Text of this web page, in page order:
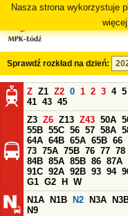
Nasza strona wykorzystuje
Sprawdź rozkład na dzień:
Z Z1 Z2 0 1 2 3 4 5
41 43 45
Z3 Z6 Z13 Z43 50A
55B 55C 56 57 58A
64A 64B 65A 65B 66
73 75A 75B 76 77 78
84B 85A 85B 86 87A
91C 92A 92B 93 94
G1 G2 H
W
N1A
N1B N2 N3A
N9